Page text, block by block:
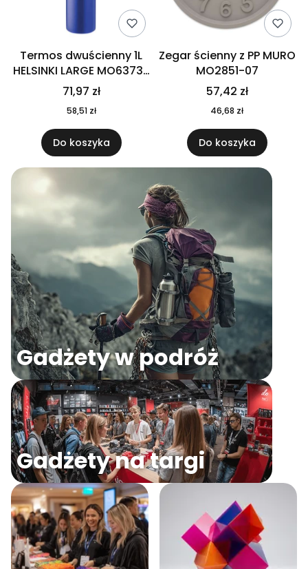
Termos dwuścienny 1L
HELSINKI LARGE MO6373-
04
71,97 zł
58,51 zł
Do koszyka
Zegar ścienny z PP MURO
MO2851-07
57,42 zł
46,68 zł
Do koszyka
Gadżety w podróż
Gadżety na targi